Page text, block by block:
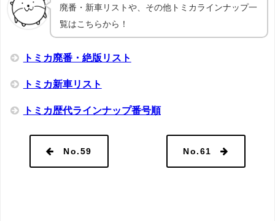
廃番・新車リストや、その他トミカラインナップ一
覧はこちらから！
トミカ廃番・絶版リスト
トミカ新車リスト
トミカ歴代ラインナップ番号順
No.59 No.61